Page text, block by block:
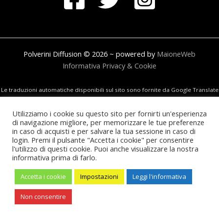
Polverini Diffusion © 2026 ~ powered by MaioneWeb
Informativa Privacy & Cookie
Le traduzioni automatiche disponibili sul sito sono fornite da Google Translate
Utilizziamo i cookie su questo sito per fornirti un'esperienza
di navigazione migliore, per memorizzare le tue preferenze
in caso di acquisti e per salvare la tua sessione in caso di
login. Premi il pulsante "Accetta i cookie" per consentire
l'utilizzo di questi cookie. Puoi anche visualizzare la nostra
informativa prima di farlo.
Accetta i cookie Impostazioni Leggi l'informativa
Non consentire